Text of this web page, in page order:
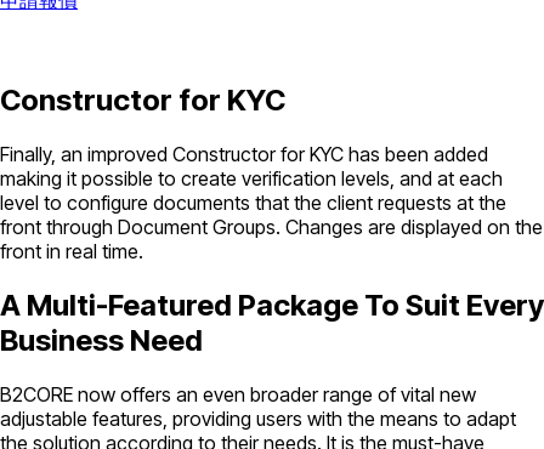
Constructor for KYC
Finally, an improved Constructor for KYC has been added
making it possible to create verification levels, and at each
level to configure documents that the client requests at the
front through Document Groups. Changes are displayed on the
front in real time.
A Multi-Featured Package To Suit Every
Business Need
B2CORE now offers an even broader range of vital new
adjustable features, providing users with the means to adapt
the solution according to their needs. It is the must-have